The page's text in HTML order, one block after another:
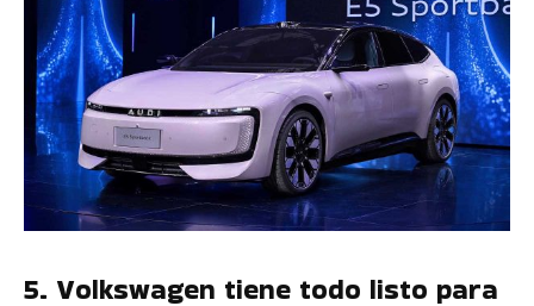
5. Volkswagen tiene todo listo para